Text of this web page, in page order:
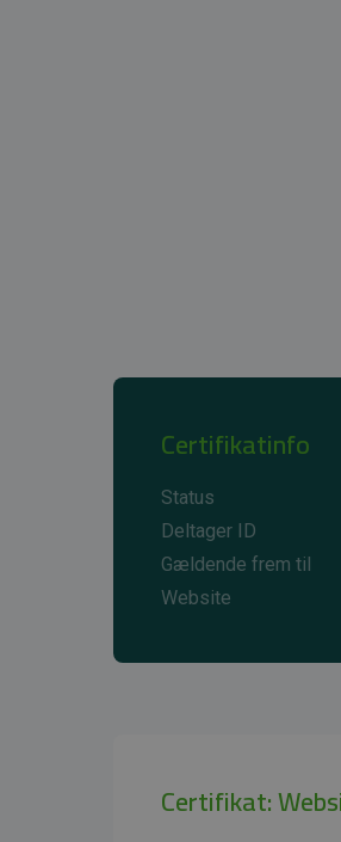
Certifikatinfo
Status
Deltager ID
Gældende frem til
Website
Certifikat: